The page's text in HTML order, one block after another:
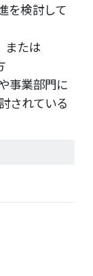
を検討して
または
事業部門に
されている